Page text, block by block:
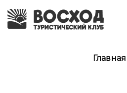
Главная